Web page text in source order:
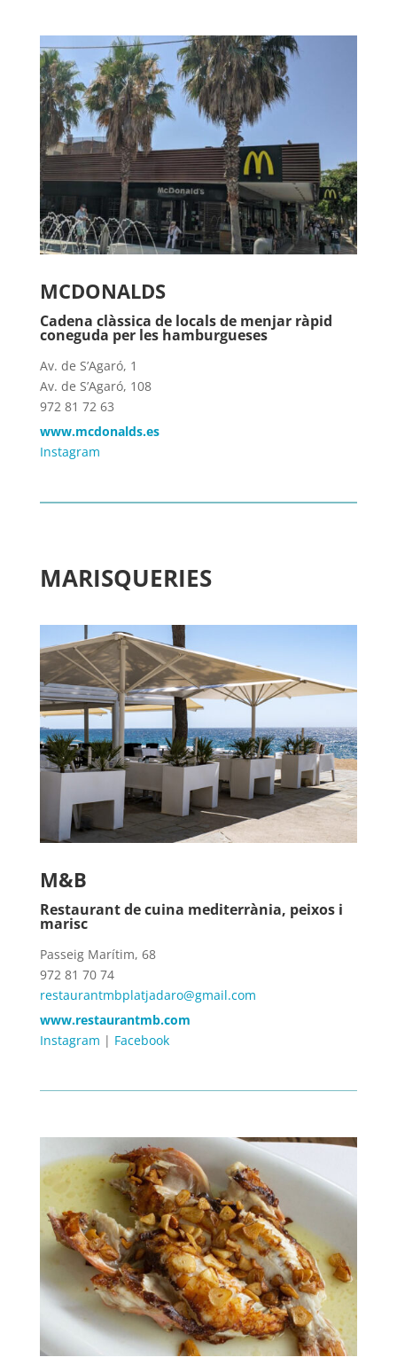
MCDONALDS
Cadena clàssica de locals de menjar ràpid
coneguda per les hamburgueses
Av. de S’Agaró, 1
Av. de S’Agaró, 108
972 81 72 63
www.mcdonalds.es
Instagram
MARISQUERIES
M&B
Restaurant de cuina mediterrània, peixos i
marisc
Passeig Marítim, 68
972 81 70 74
restaurantmbplatjadaro@gmail.com
www.restaurantmb.com
Instagram | Facebook